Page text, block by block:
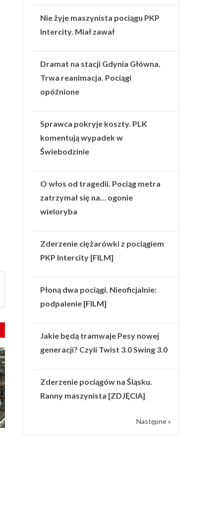
Nie żyje maszynista pociągu PKP
Intercity. Miał zawał
Dramat na stacji Gdynia Główna.
Trwa reanimacja. Pociągi
opóźnione
Sprawca pokryje koszty. PLK
komentują wypadek w
Świebodzinie
O włos od tragedii. Pociąg metra
zatrzymał się na… ogonie
wieloryba
Zderzenie ciężarówki z pociągiem
PKP Intercity [FILM]
Płoną dwa pociągi. Nieoficjalnie:
podpalenie [FILM]
Jakie będą tramwaje Pesy nowej
generacji? Czyli Twist 3.0 Swing 3.0
Zderzenie pociągów na Śląsku.
Ranny maszynista [ZDJĘCIA]
Następne »